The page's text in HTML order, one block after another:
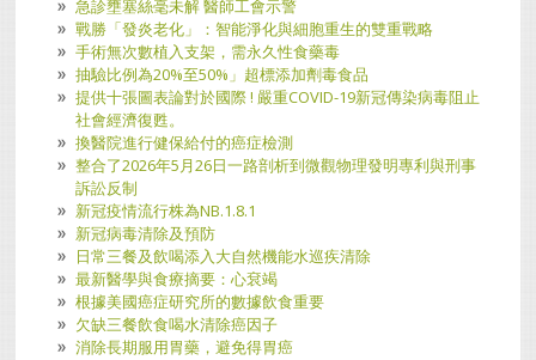
急診壅塞絲毫未解 醫師工會示警
戰勝「發炎老化」：智能淨化與細胞重生的雙重戰略
手術無次數植入支架，需永久性食藥毒
抽驗比例為20%至50%」超標添加劑毒食品
提供十張圖表論對於國際 ! 嚴重COVID-19新冠傳染病毒阻止
社會經濟復甦。
換醫院進行健保給付的癌症檢測
整合了2026年5月26日一路剖析到微觀物理發明專利與刑事
訴訟反制
新冠疫情流行株為NB.1.8.1
新冠病毒清除及預防
日常三餐及飲喝添入大自然機能水巡疾清除
最新醫學與食療摘要：心袞竭
根據美國癌症研究所的數據飲食重要
欠缺三餐飲食喝水清除癌因子
消除長期服用胃藥，避免得胃癌